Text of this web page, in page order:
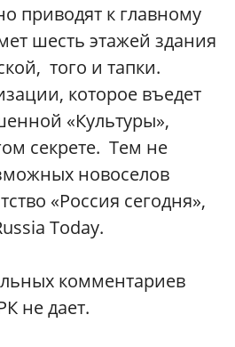
приводят к главному
шесть этажей здания
того и тапки.
которое въедет
«Культуры»,
секрете. Тем не
новоселов
«Россия сегодня»,
Today.
комментариев
не дает.